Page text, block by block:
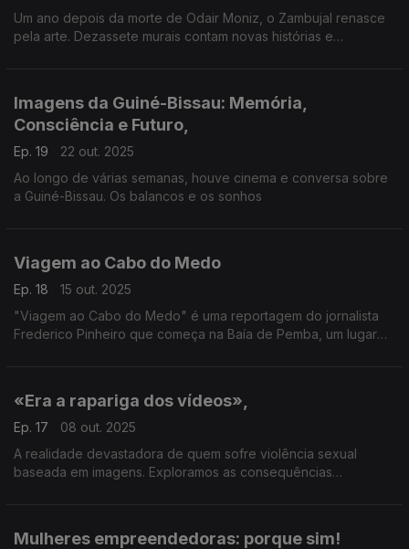
Um ano depois da morte de Odair Moniz, o Zambujal renasce
pela arte. Dezassete murais contam novas histórias e
Imagens da Guiné-Bissau: Memória,
Consciência e Futuro,
Ep. 19
22 out. 2025
Ao longo de várias semanas, houve cinema e conversa sobre
a Guiné-Bissau. Os balancos e os sonhos
Viagem ao Cabo do Medo
Ep. 18
15 out. 2025
"Viagem ao Cabo do Medo" é uma reportagem do jornalista
Frederico Pinheiro que começa na Baía de Pemba, um lugar
«Era a rapariga dos vídeos»,
Ep. 17
08 out. 2025
A realidade devastadora de quem sofre violência sexual
baseada em imagens. Exploramos as consequências
Mulheres empreendedoras: porque sim!